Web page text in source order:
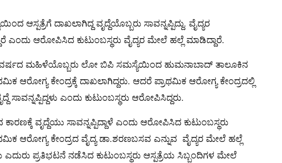
ಆಸ್ಪತ್ರೆಗೆ ದಾಖಲಾಗಿದ್ದ ವೃದ್ದೆಯೊಬ್ಬರು ಸಾವನ್ನಪ್ಪಿದ್ದು. ವೈದ್ಯರ
ಎಂದು ಆರೋಪಿಸಿದ ಕುಟುಂಬಸ್ಥರು ವೈದ್ಯರ ಮೇಲೆ ಹಲ್ಲೆ ಮಾಡಿದ್ದಾರೆ.
ವರ್ಷದ ಮಹಿಳೆಯೊಬ್ಬರು ಲೋ ಬಿಪಿ ಸಮಸ್ಯೆಯಿಂದ ಹುಮನಾಬಾದ್ ತಾಲೂಕಿನ
ಆರೋಗ್ಯ ಕೇಂದ್ರಕ್ಕೆ ದಾಖಲಾಗಿದ್ದರು. ಆದರೆ ಪ್ರಾಥಮಿಕ ಆರೋಗ್ಯ ಕೇಂದ್ರದಲ್ಲಿ
ಸಾವನ್ನಪ್ಪಿದ್ದಳು ಎಂದು ಕುಟುಂಬಸ್ಥರು ಆರೋಪಿಸಿದ್ದರು.
ವೃದ್ದೆಯು ಸಾವನ್ನಪ್ಪಿದ್ದಾಳೆ ಎಂದು ಆರೋಪಿಸಿದ ಕುಟುಂಬಸ್ಥರು
ಆರೋಗ್ಯ ಕೇಂದ್ರದ ವೈದ್ಯ ಡಾ.ಶರಣಬಸವ ಎನ್ನುವ ವೈದ್ಯರ ಮೇಲೆ ಹಲ್ಲೆ
ಎದುರು ಪ್ರತಿಭಟನೆ ನಡೆಸಿದ ಕುಟುಂಬಸ್ಥರು ಆಸ್ಪತ್ರೆಯ ಸಿಬ್ಬಂದಿಗಳ ಮೇಲೆ